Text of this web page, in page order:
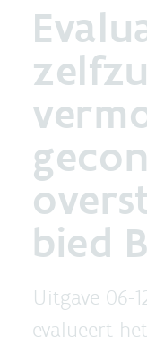
bied
Uitgave 06-
evalueert